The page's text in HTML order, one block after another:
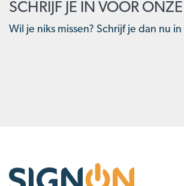
SCHRIJF JE IN VOOR
Wil je niks missen? Schrijf je dan nu